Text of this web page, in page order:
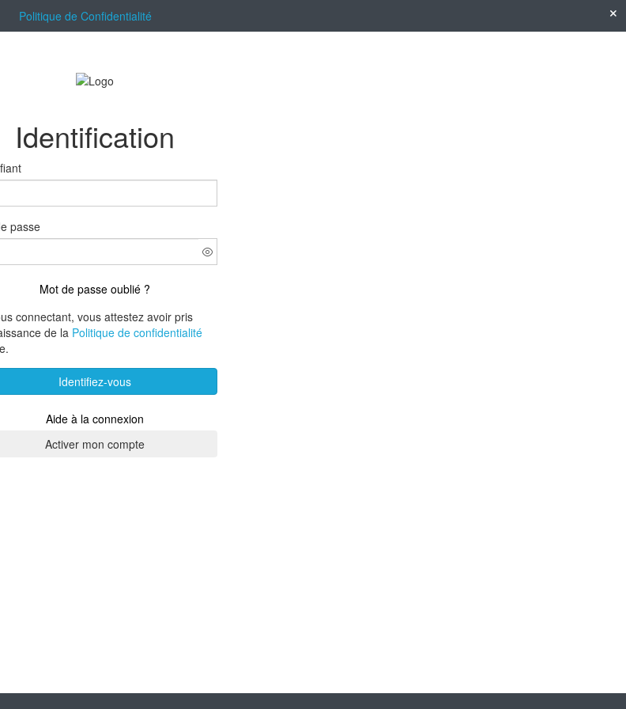
Politique de Confidentialité
Identification
passe
Mot de passe oublié ?
connectant, vous attestez avoir pris
de la Politique de confidentialité
Identifiez-vous
Aide à la connexion